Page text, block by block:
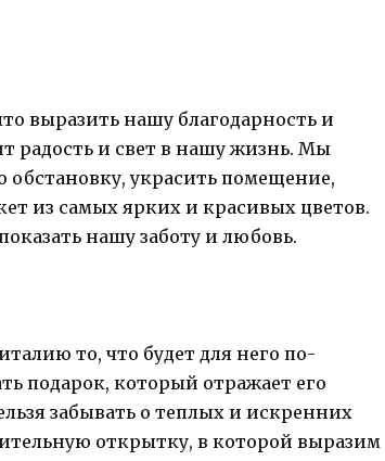
выразить нашу благодарность и
радость и свет в нашу жизнь. Мы
украсить помещение,
из самых ярких и красивых цветов.
нашу заботу и любовь.
то, что будет для него по-
подарок, который отражает его
забывать о теплых и искренних
открытку, в которой выразим